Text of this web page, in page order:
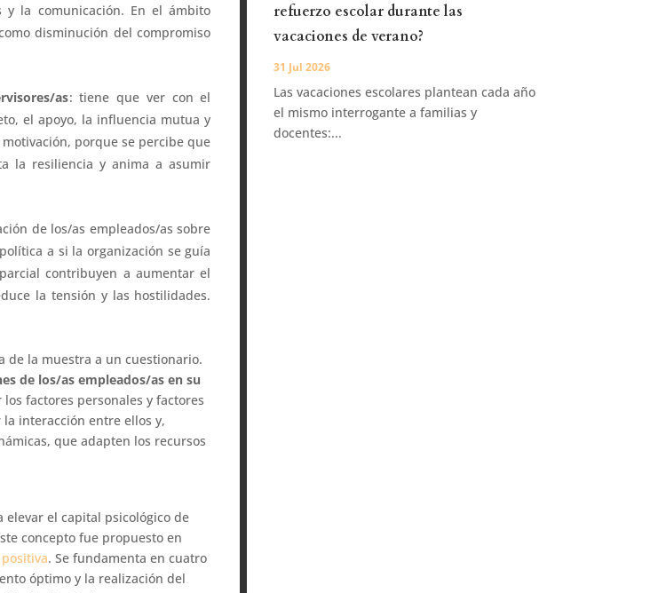
la comunicación. En el ámbito
disminución del compromiso
as: tiene que ver con el
el apoyo, la influencia mutua y
porque se percibe que
la resiliencia y anima a asumir
de los/as empleados/as sobre
a si la organización se guía
contribuyen a aumentar el
la tensión y las hostilidades.
de la muestra a un cuestionario.
de los/as empleados/as en su
los factores personales y factores
interacción entre ellos y,
que adapten los recursos
el capital psicológico de
concepto fue propuesto en
. Se fundamenta en cuatro
óptimo y la realización del
refuerzo escolar durante las
vacaciones de verano?
31 Jul 2026
Las vacaciones escolares plantean cada año
el mismo interrogante a familias y
docentes:...